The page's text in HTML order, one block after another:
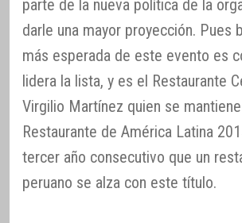
parte de la nueva política de la
darle una mayor proyección. Pues
más esperada de este evento es
lidera la lista, y es el Restaurante
Virgilio Martínez quien se
Restaurante de América Latina
tercer año consecutivo que un
peruano se alza con este título.